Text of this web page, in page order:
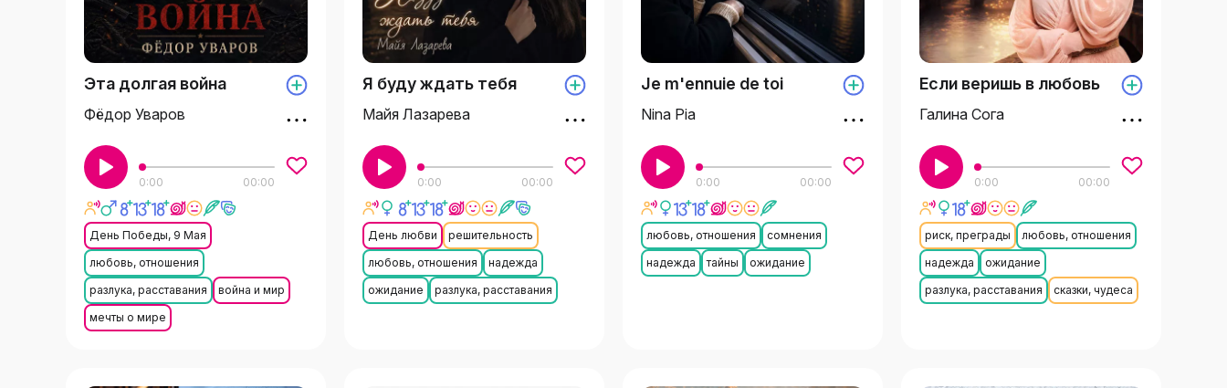
Эта долгая война
Фёдор Уваров
0:00 00:00
День Победы, 9 Мая
любовь, отношения
разлука, расставания
война и мир
мечты о мире
Я буду ждать тебя
Майя Лазарева
0:00 00:00
День любви
решительность
любовь, отношения
надежда
ожидание
разлука, расставания
Je m'ennuie de toi
Nina Pia
0:00 00:00
любовь, отношения
сомнения
надежда
тайны ожидание
Если веришь в любовь
Галина Сога
0:00 00:00
риск, преграды
любовь, отношения
надежда
ожидание
разлука, расставания
сказки, чудеса